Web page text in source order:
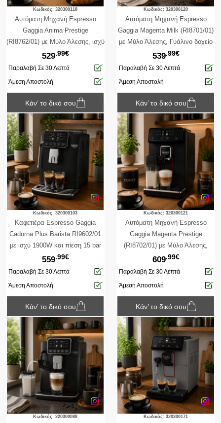
Κωδικός: 320300118
Αυτόματη Μηχανή Espresso
Gaggia Anima Prestige
(RI8762/01) με Μύλο Άλεσης, ισχύ
1500W, χωρητικότητα δοχείου
νερού 1.8L και πίεση 15 bar
529.99€
Παραλαβή Σε 30 Λεπτά
Άμεση Αποστολή
Κάν’ το δικό σου
Κωδικός: 320300120
Αυτόματη Μηχανή Espresso
Gaggia Magenta Milk (RI8701/01)
με Μύλο Άλεσης, Γυάλινο δοχείο
γάλακτος 0.4lt, ισχύ 1900W,
χωρητικότητα δοχείου νερού 1.8L
539.99€
Παραλαβή Σε 30 Λεπτά
Άμεση Αποστολή
Κάν’ το δικό σου
Κωδικός: 320300103
Καφετιέρα Espresso Gaggia
Cadorna Plus Barista RI9602/01
με ισχύ 1900W και πίεση 15 bar
559.99€
Παραλαβή Σε 30 Λεπτά
Άμεση Αποστολή
Κάν’ το δικό σου
Κωδικός: 320300121
Αυτόματη Μηχανή Espresso
Gaggia Magenta Prestige
(RI8702/01) με Μύλο Άλεσης,
Γυάλινο δοχείο γάλακτος 0.5lt,
ισχύ 1900W, χωρητικότητα
bar
609.99€
Παραλαβή Σε 30 Λεπτά
Άμεση Αποστολή
Κάν’ το δικό σου
Κωδικός: 320300088 Κωδικός: 320300171